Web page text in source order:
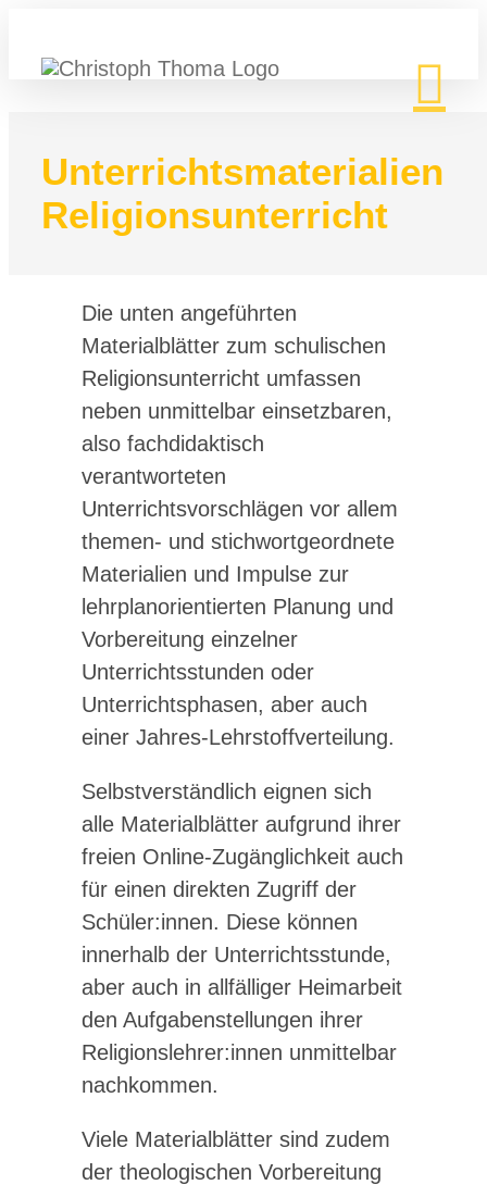
Inhalt
Unterrichtsmaterialien
Religionsunterricht
Die unten angeführten
Materialblätter zum schulischen
Religionsunterricht umfassen
neben unmittelbar einsetzbaren,
also fachdidaktisch
verantworteten
Unterrichtsvorschlägen vor allem
themen- und stichwortgeordnete
Materialien und Impulse zur
lehrplanorientierten Planung und
Vorbereitung einzelner
Unterrichtsstunden oder
Unterrichtsphasen, aber auch
einer Jahres-Lehrstoffverteilung.
Selbstverständlich eignen sich
alle Materialblätter aufgrund ihrer
freien Online-Zugänglichkeit auch
für einen direkten Zugriff der
Schüler:innen. Diese können
innerhalb der Unterrichtsstunde,
aber auch in allfälliger Heimarbeit
den Aufgabenstellungen ihrer
Religionslehrer:innen unmittelbar
nachkommen.
Viele Materialblätter sind zudem
der theologischen Vorbereitung